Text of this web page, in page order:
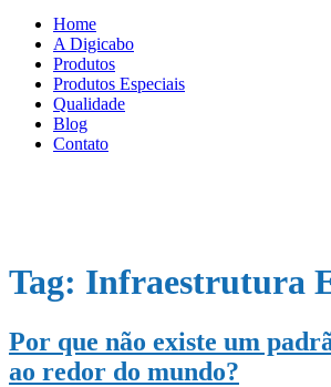
Home
A Digicabo
Produtos
Produtos Especiais
Qualidade
Blog
Contato
Tag: Infraestrutura
Por que não existe um
ao redor do mundo?